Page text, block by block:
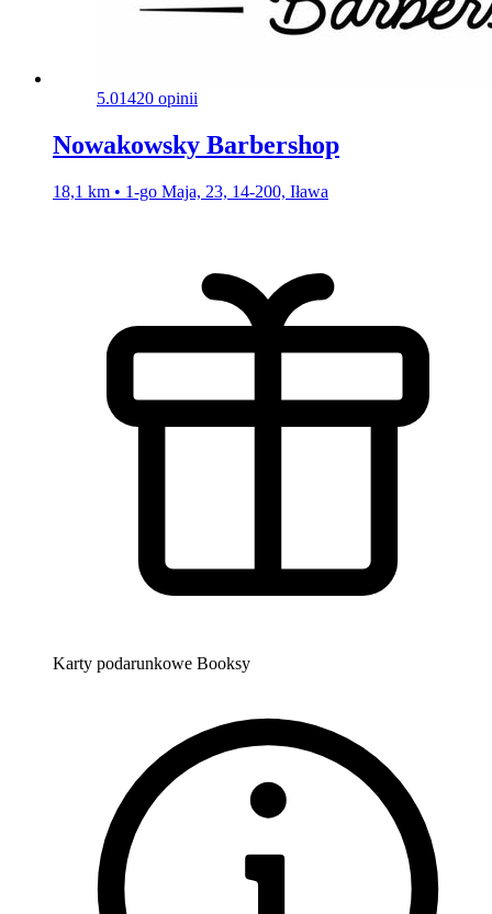
5.01420 opinii
Nowakowsky Barbershop
18,1 km • 1-go Maja, 23, 14-200, Iława
Karty podarunkowe Booksy